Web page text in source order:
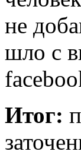
не
шло с
Итог: